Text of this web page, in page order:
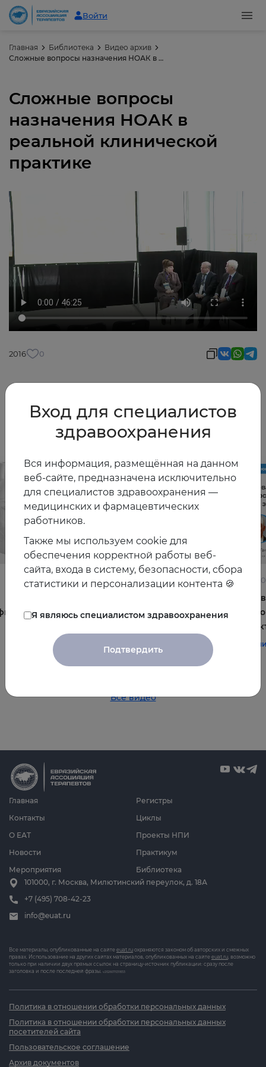
Войти
Главная Библиотека
Видео архив
Сложные вопросы назначения НОАК в реальной клинической практике
Сложные вопросы
назначения НОАК в
реальной клинической
практике
2016 0
Другие видео
22.06.2026
терапевта
и
и
Все видео
Главная
О ЕАТ
Новости
Мероприятия
Циклы
Проекты НПИ
Практикум
Библиотека
Регистры
Контакты
101000, г. Москва, Милютинский переулок, д. 18А
+7 (495) 708-42-23
info@euat.ru
Все материалы, опубликованные на сайте euat.ru охраняются законом об авторских и смежных
правах. Использование на других сайтах материалов, опубликованных на сайте euat.ru, возможно
только при наличии двух прямых ссылок на страницу-источник публикации: сразу после
заголовка и после последней фразы. v202607031833
Политика в отношении обработки персональных данных
Политика в отношении обработки персональных данных
посетителей сайта
Пользовательское соглашение
Архив документов
Вход для специалистов
здравоохранения
Вся информация, размещённая на данном
веб-сайте, предназначена исключительно
для специалистов здравоохранения —
медицинских и фармацевтических
работников.
Также мы используем cookie для
обеспечения корректной работы веб-
сайта, входа в систему, безопасности, сбора
статистики и персонализации контента 🍪
Я являюсь специалистом здравоохранения
Подтвердить